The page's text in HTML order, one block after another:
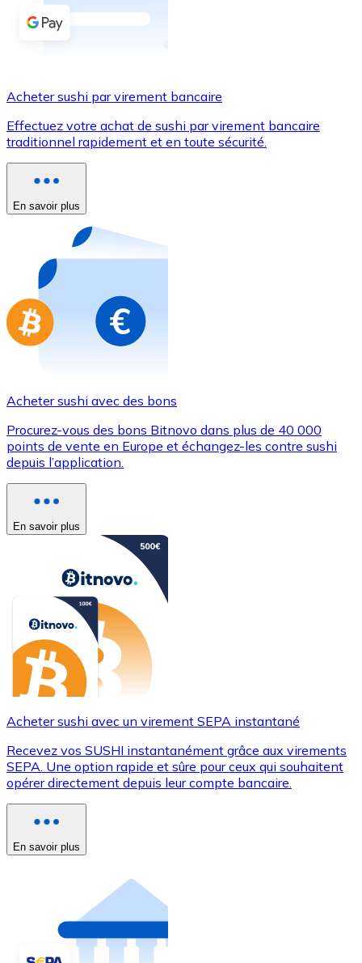
Virement SEPA
Utilisez les cartes Visa et Mastercard pour acheter
Acheter avec carte
Nouveau
Achetez des cartes-cadeaux de vos marques
Aller à la boutique de cartes-cadeaux
Acheter sushi par virement bancaire
Effectuez votre achat de sushi par virement bancaire
traditionnel rapidement et en toute sécurité.
En savoir plus
Acheter sushi avec des bons
Procurez-vous des bons Bitnovo dans plus de 40 000
points de vente en Europe et échangez-les contre sushi
depuis l’application.
En savoir plus
Acheter sushi avec un virement SEPA instantané
Recevez vos SUSHI instantanément grâce aux virements
SEPA. Une option rapide et sûre pour ceux qui souhaitent
opérer directement depuis leur compte bancaire.
En savoir plus